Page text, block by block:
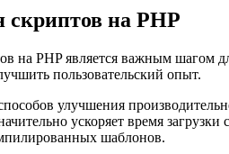
на PHP
на PHP является важным шагом
пользовательский опыт.
улучшения
ускоряет время
шаблонов.